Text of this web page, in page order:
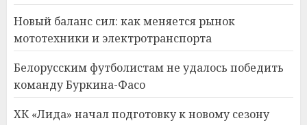
Новый баланс сил: как меняется рынок
мототехники и электротранспорта
Белорусским футболистам не удалось победить
команду Буркина-Фасо
ХК «Лида» начал подготовку к новому сезону